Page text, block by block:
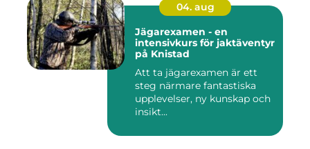
04. aug
Jägarexamen - en
intensivkurs för jaktäventyr
på Knistad
Att ta jägarexamen är ett
steg närmare fantastiska
upplevelser, ny kunskap och
insikt...